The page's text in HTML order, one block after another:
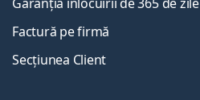
Factură pe firmă
Secțiunea Client